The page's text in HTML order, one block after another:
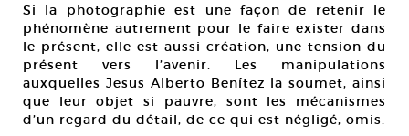
Si la photographie est une façon de retenir le
phénomène autrement pour le faire exister dans
le présent, elle est aussi création, une tension du
présent vers l’avenir. Les manipulations
auxquelles Jesus Alberto Benítez la soumet, ainsi
que leur objet si pauvre, sont les mécanismes
d’un regard du détail, de ce qui est négligé, omis.